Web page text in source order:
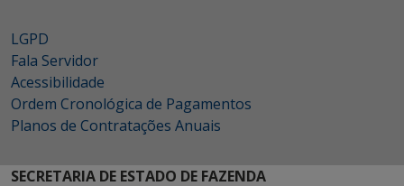
LGPD
Fala Servidor
Acessibilidade
Ordem Cronológica de Pagamentos
Planos de Contratações Anuais
SECRETARIA DE ESTADO DE FAZENDA